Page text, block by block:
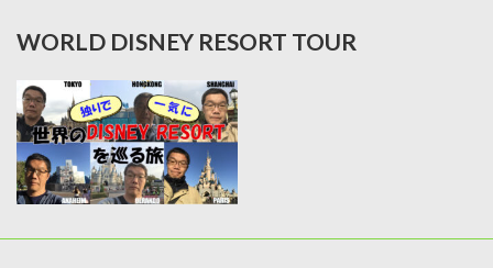
WORLD DISNEY RESORT TOUR